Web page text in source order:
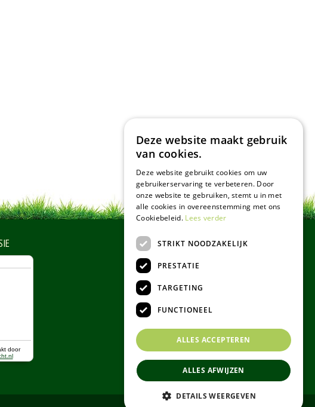
Deze website maakt gebruik
van cookies.
Deze website gebruikt cookies om uw
gebruikerservaring te verbeteren. Door
onze website te gebruiken, stemt u in met
alle cookies in overeenstemming met ons
Cookiebeleid. Lees verder
STRIKT NOODZAKELIJK
PRESTATIE
TARGETING
FUNCTIONEEL
ALLES ACCEPTEREN
ALLES AFWIJZEN
DETAILS WEERGEVEN